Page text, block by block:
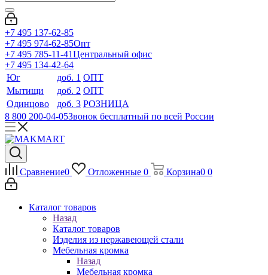
+7 495 137-62-85
+7 495 974-62-85Опт
+7 495 785-11-41Центральный офис
+7 495 134-42-64
Юг
доб. 1 ОПТ
Мытищи
доб. 2 ОПТ
Одинцово
доб. 3 РОЗНИЦА
8 800 200-04-05Звонок бесплатный по всей России
Сравнение0 Отложенные 0 Корзина0 0
Каталог товаров
Назад
Каталог товаров
Изделия из нержавеющей стали
Мебельная кромка
Назад
Мебельная кромка